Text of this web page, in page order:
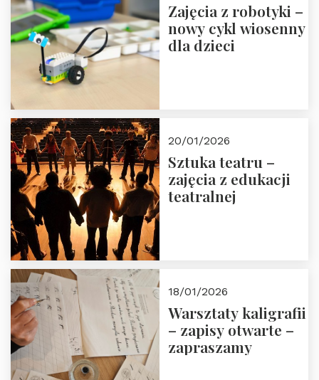
Zajęcia z robotyki –
nowy cykl wiosenny
dla dzieci
20/01/2026
Sztuka teatru –
zajęcia z edukacji
teatralnej
18/01/2026
Warsztaty kaligrafii
– zapisy otwarte –
zapraszamy